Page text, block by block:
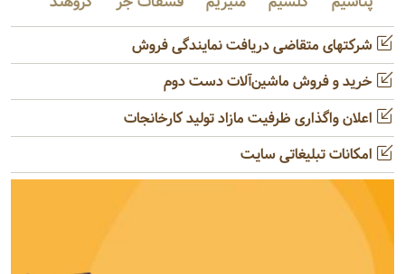
شرکتهای متقاضی دریافت نمایندگی فروش
خرید و فروش ماشین‌آلات دست دوم
اعلان واگذاری ظرفیت مازاد تولید کارخانجات
امکانات تبلیغاتی سایت